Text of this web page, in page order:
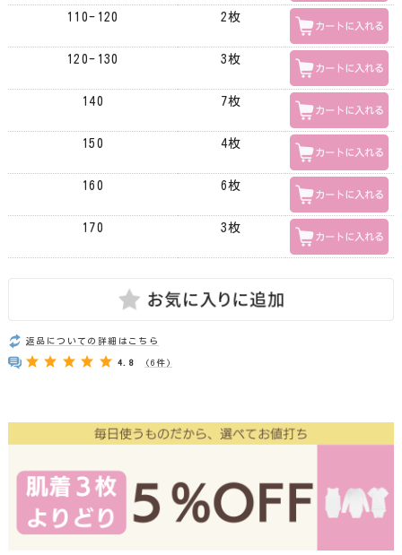
110-120 2枚
120-130 3枚
140 7枚
150 4枚
160 6枚
170 3枚
返品についての詳細はこちら
4.8 (6件)